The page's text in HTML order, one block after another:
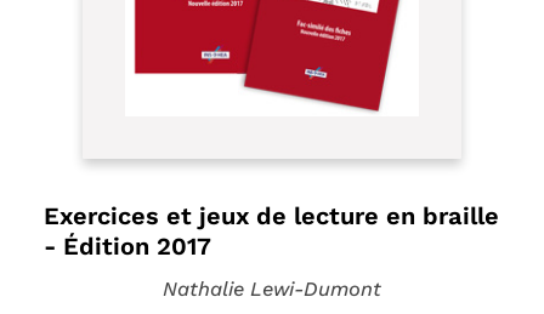
Exercices et jeux de lecture en braille
- Édition 2017
Nathalie Lewi-Dumont